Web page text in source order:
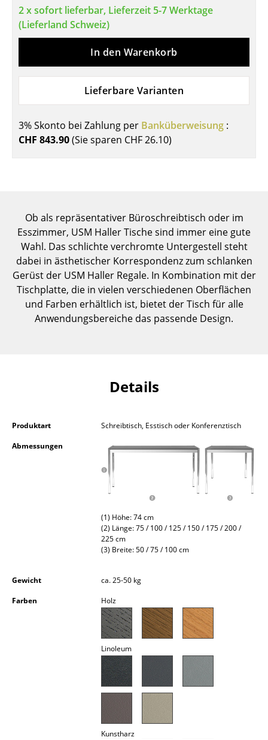
Konferenztische
Stehtische & Stehpulte
Einzelteile
Regale & Schränke
Bücherregale
Wandregale
Sideboards & Kommoden
TV Möbel
Einzelteile
... alle Aufbewahrungsmöbel
Hängeleuchten & Deckenleuchten
Schreibtischleuchten
Stehleuchten & Leseleuchten
Bodenleuchten
Outdoor-Leuchten
2 x sofort lieferbar, Lieferzeit 5-7 Werktage
(Lieferland Schweiz)
In den Warenkorb
Lieferbare Varianten
3% Skonto bei Zahlung per Banküberweisung :
CHF 843.90(Sie sparen CHF 26.10)
Ob als repräsentativer Büroschreibtisch oder im
Esszimmer, USM Haller Tische sind immer eine gute
Wahl. Das schlichte verchromte Untergestell steht
dabei in ästhetischer Korrespondenz zum schlanken
Gerüst der USM Haller Regale. In Kombination mit der
Tischplatte, die in vielen verschiedenen Oberflächen
und Farben erhältlich ist, bietet der Tisch für alle
Anwendungsbereiche das passende Design.
Details
Produktart
Schreibtisch, Esstisch oder Konferenztisch
Abmessungen
(1) Höhe: 74 cm
(2) Länge: 75 / 100 / 125 / 150 / 175 / 200 /
225 cm
(3) Breite: 50 / 75 / 100 cm
Gewicht
ca. 25-50 kg
Farben
Holz
Linoleum
Kunstharz